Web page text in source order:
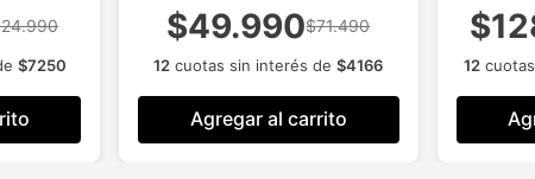
$7250
$49.990$71.490
12 cuotas sin interés de$4166
Agregar al carrito
12